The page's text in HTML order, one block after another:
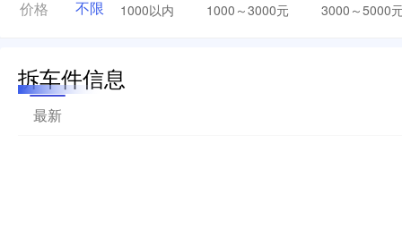
价格 不限 1000以内 1000～3000元 3000～5000
拆车件信息
最新